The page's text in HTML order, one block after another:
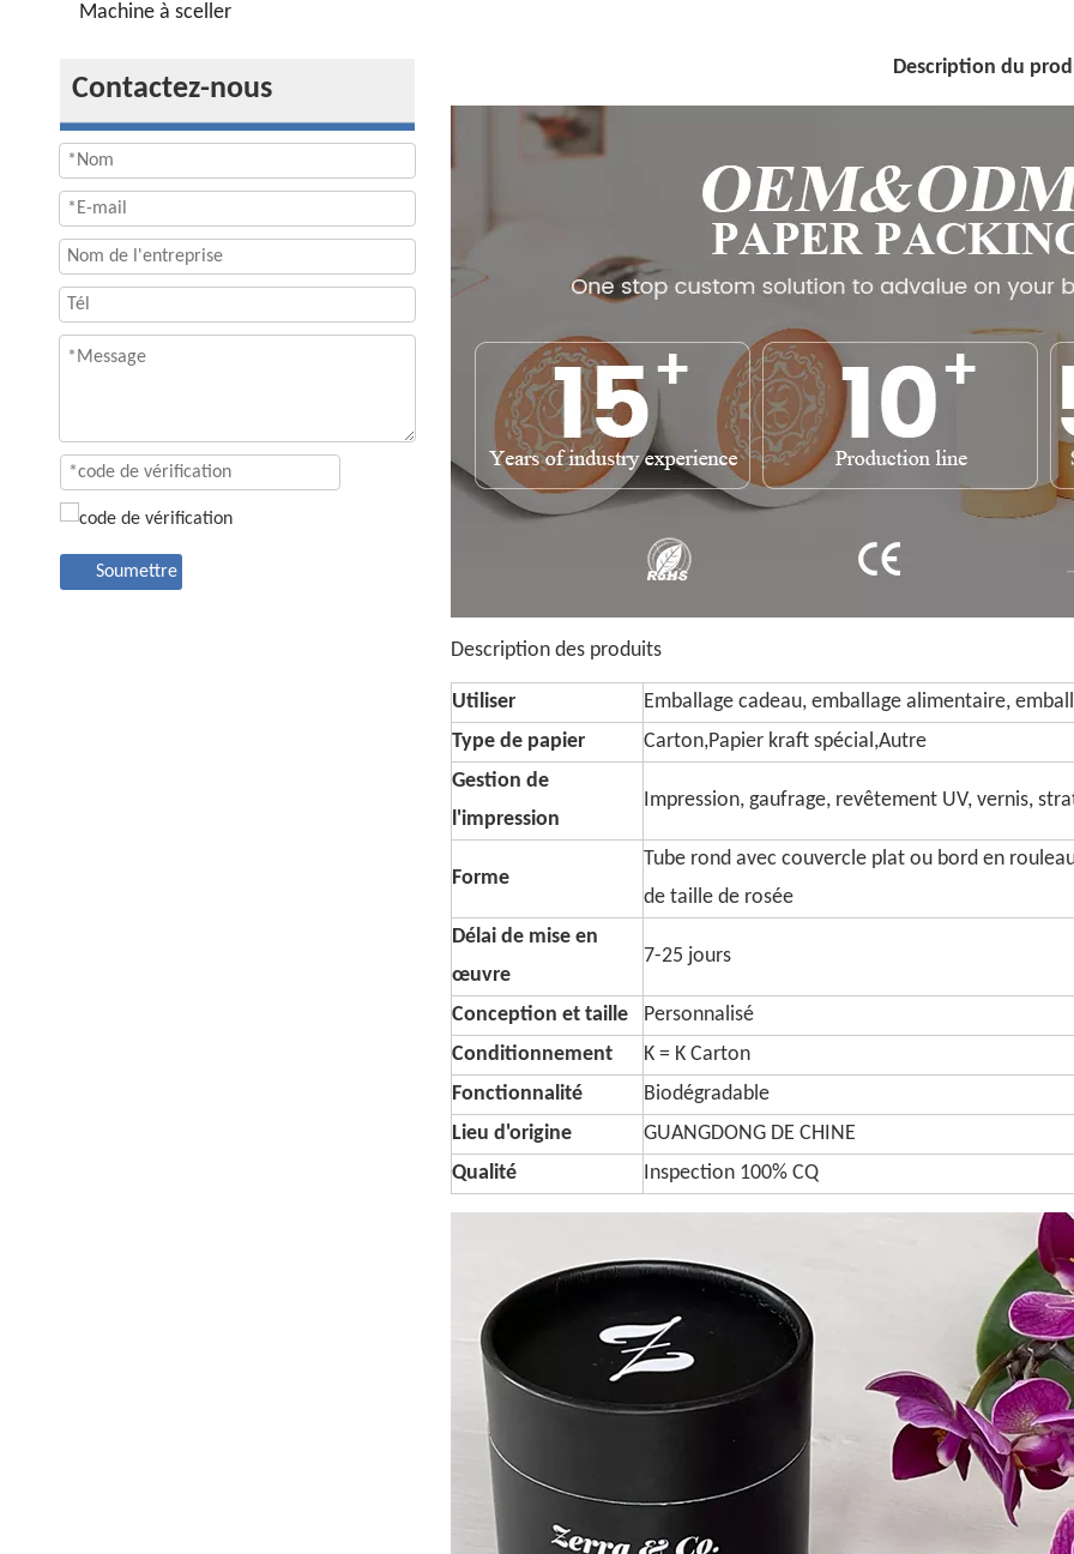
Machine à sceller
Contactez-nous
Soumettre
Description du
Description des produits
Utiliser
Emballage cadeau, emballage alimentaire,
Type de papier
Carton,Papier kraft spécial,Autre
Gestion de
l'impression
Impression, gaufrage, revêtement UV, vernis,
Forme
Tube rond avec couvercle plat ou bord en
de taille de rosée
Délai de mise en
œuvre
7-25 jours
Conception et taille
Personnalisé
Conditionnement
K = K Carton
Fonctionnalité
Biodégradable
Lieu d'origine
GUANGDONG DE CHINE
Qualité
Inspection 100% CQ